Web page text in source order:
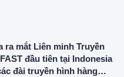
ra mắt Liên minh Truyền
đầu tiên tại Indonesia
đài truyền hình hàng